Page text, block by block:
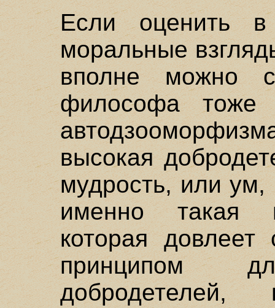
Если оценить
моральные
вполне можно
философа тоже
высокая
мудрость, или
именно такая
которая
принципом
добродетелей,